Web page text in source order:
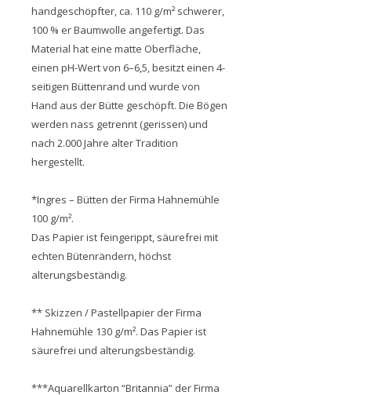
handgeschöpfter, ca. 110 g/m² schwerer,
100 % er Baumwolle angefertigt. Das
Material hat eine matte Oberfläche,
einen pH-Wert von 6–6,5, besitzt einen 4-
seitigen Büttenrand und wurde von
Hand aus der Bütte geschöpft. Die Bögen
werden nass getrennt (gerissen) und
nach 2.000 Jahre alter Tradition
hergestellt.
*Ingres – Bütten der Firma Hahnemühle
100 g/m².
Das Papier ist feingerippt, säurefrei mit
echten Bütenrändern, höchst
alterungsbeständig.
** Skizzen / Pastellpapier der Firma
Hahnemühle 130 g/m². Das Papier ist
säurefrei und alterungsbeständig.
***Aquarellkarton “Britannia” der Firma